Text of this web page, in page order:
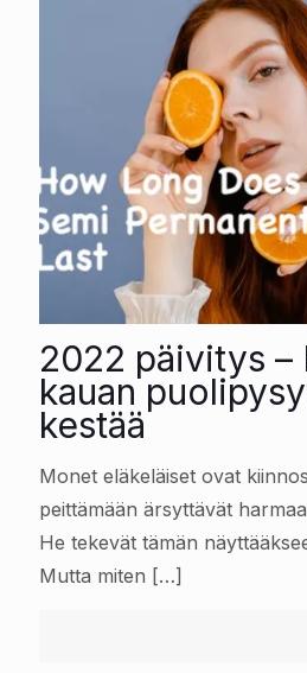
2022 päivitys –
kauan
kestää
Monet eläkeläiset ovat
peittämään ärsyttävät
He tekevät tämän
Mutta miten […]